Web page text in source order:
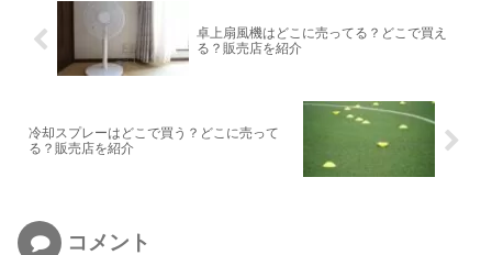
卓上扇風機はどこに売ってる？どこで買え
る？販売店を紹介
冷却スプレーはどこで買う？どこに売って
る？販売店を紹介
コメント